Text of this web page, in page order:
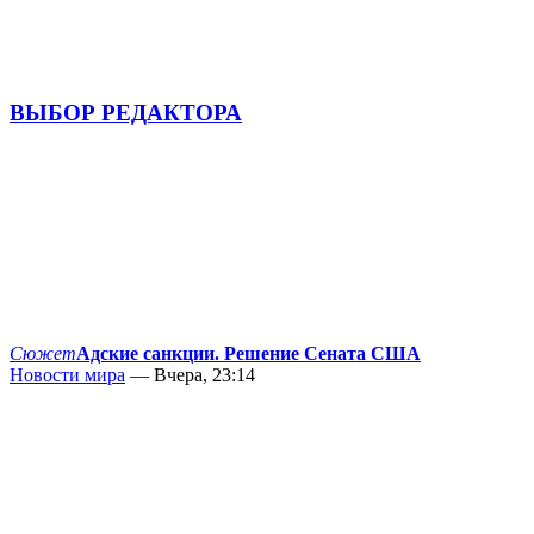
ВЫБОР РЕДАКТОРА
СюжетАдские санкции. Решение Сената США
Новости мира — Вчера, 23:14